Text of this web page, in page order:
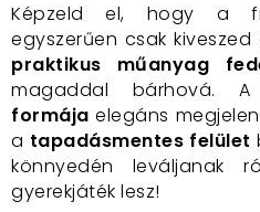
Képzeld el, hogy a
egyszerűen csak
praktikus műanyag
magaddal bárhová.
formája elegáns
a tapadásmentes felület
könnyedén
gyerekjáték lesz!